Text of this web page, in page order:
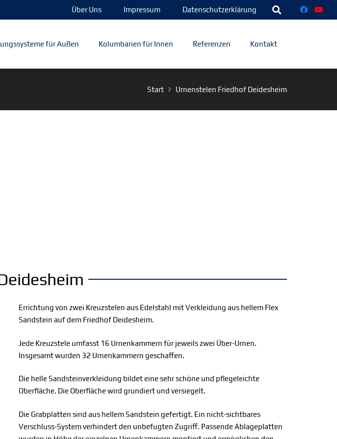
Über Uns Impressum Datenschutzerklärung
für Außen Kolumbarien für Innen Referenzen Kontakt
Start Urnenstelen Friedhof Deidesheim
Errichtung von zwei Kreuzstelen aus Edelstahl mit Verkleidung aus hellem Flex
Sandstein auf dem Friedhof Deidesheim.
Jede Kreuzstele umfasst 16 Urnenkammern für jeweils zwei Über-Urnen.
Insgesamt wurden 32 Urnenkammern geschaffen.
Die helle Sandsteinverkleidung bildet eine sehr schöne und pflegeleichte
Oberfläche. Die Oberfläche wird grundiert und versiegelt.
Die Grabplatten sind aus hellem Sandstein gefertigt. Ein nicht-sichtbares
Verschluss-System verhindert den unbefugten Zugriff. Passende Ablageplatten